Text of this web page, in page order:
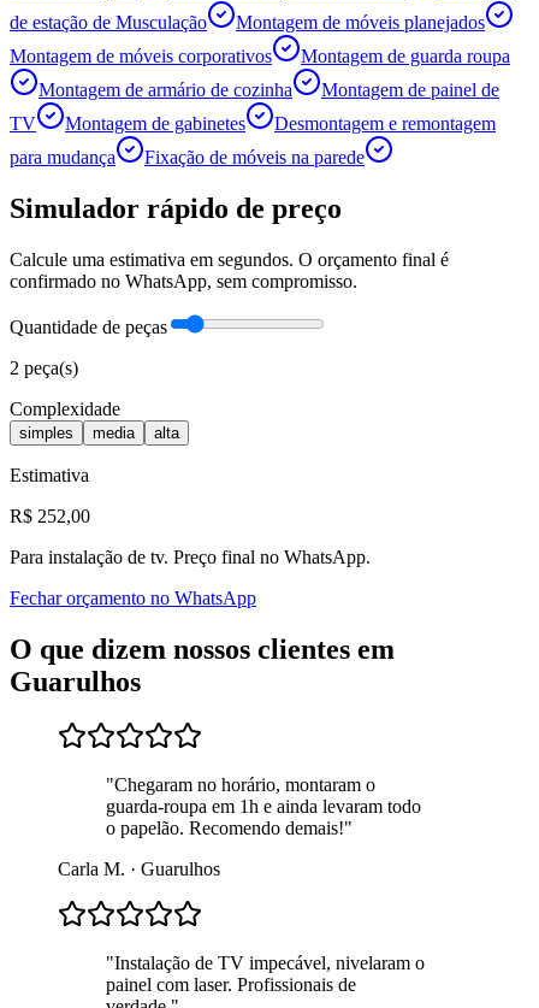
de estação de Musculação
Montagem de móveis planejados
Montagem de móveis corporativos
Montagem de guarda roupa
Montagem de armário de cozinha
Montagem de painel de
TV
Montagem de gabinetes
Desmontagem e remontagem
para mudança
Fixação de móveis na parede
Simulador rápido de preço
Calcule uma estimativa em segundos. O orçamento final é
confirmado no WhatsApp, sem compromisso.
Quantidade de peças
2 peça(s)
Complexidade
simples media alta
Estimativa
R$ 252,00
Para instalação de tv. Preço final no WhatsApp.
Fechar orçamento no WhatsApp
O que dizem nossos clientes em
Guarulhos
"Chegaram no horário, montaram o
guarda-roupa em 1h e ainda levaram todo
o papelão. Recomendo demais!"
Carla M. · Guarulhos
"Instalação de TV impecável, nivelaram o
painel com laser. Profissionais de